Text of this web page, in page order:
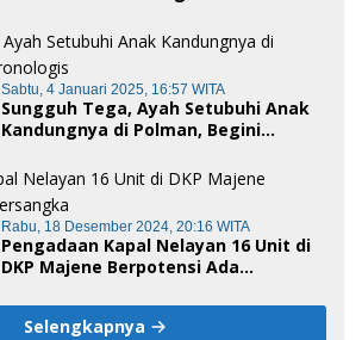
Sabtu, 4 Januari 2025, 16:57 WITA
Sungguh Tega, Ayah Setubuhi Anak
Kandungnya di Polman, Begini
Rabu, 18 Desember 2024, 20:16 WITA
Pengadaan Kapal Nelayan 16 Unit di
DKP Majene Berpotensi Ada
Selengkapnya